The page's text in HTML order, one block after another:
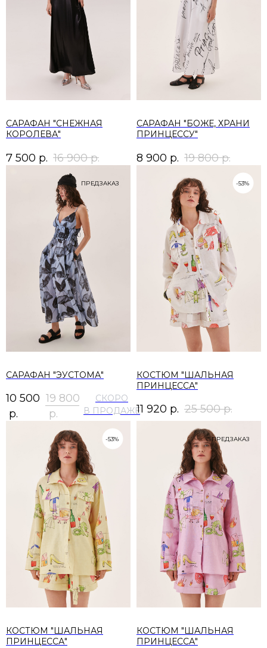
САРАФАН "СНЕЖНАЯ
КОРОЛЕВА"
7 500 р. 16 900 р.
САРАФАН "БОЖЕ, ХРАНИ
ПРИНЦЕССУ"
8 900 р. 19 800 р.
ПРЕДЗАКАЗ
САРАФАН "ЭУСТОМА"
10 500
р.
19 800
р.
-53%
КОСТЮМ "ШАЛЬНАЯ
ПРИНЦЕССА"
11 920 р. 25 500 р.
-53%
КОСТЮМ "ШАЛЬНАЯ
ПРИНЦЕССА"
ПРЕДЗАКАЗ
КОСТЮМ "ШАЛЬНАЯ
ПРИНЦЕССА"